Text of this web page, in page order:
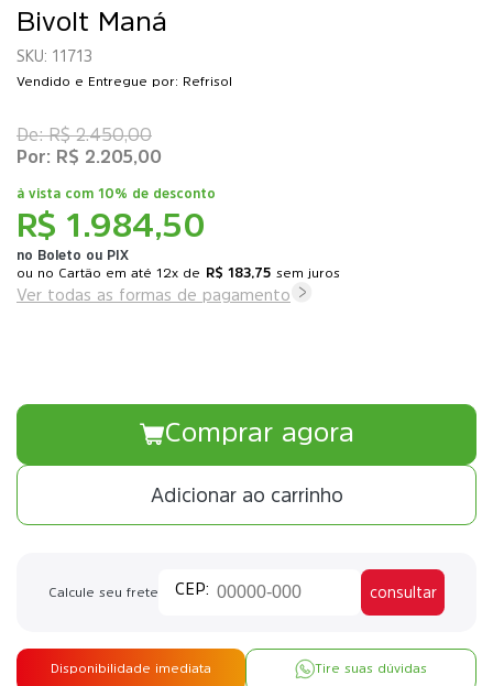
Bivolt Maná
11713
Vendido e Entregue por: Refrisol
R$ 1.984,50
no Boleto ou PIX
à vista com 10% de desconto
R$ 2.450,00
R$ 2.205,00
ou 12x de R$ 183,75 sem juros
Ver todas as formas de pagamento
Adicionar ao carrinho
Comprar agora
Calcule seu frete consultar
Disponibilidade imediata Tire suas dúvidas